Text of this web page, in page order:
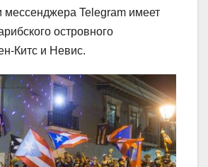
мессенджера Telegram имеет
островного
Китс и Невис.